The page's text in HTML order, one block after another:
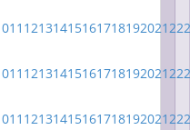
11 1213141516171819202122
11 1213141516171819202122
11 1213141516171819202122